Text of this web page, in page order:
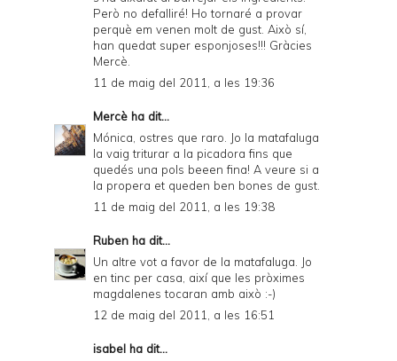
Però no defalliré! Ho tornaré a provar
perquè em venen molt de gust. Això sí,
han quedat super esponjoses!!! Gràcies
Mercè.
11 de maig del 2011, a les 19:36
Mercè ha dit...
Mónica, ostres que raro. Jo la matafaluga
la vaig triturar a la picadora fins que
quedés una pols beeen fina! A veure si a
la propera et queden ben bones de gust.
11 de maig del 2011, a les 19:38
Ruben ha dit...
Un altre vot a favor de la matafaluga. Jo
en tinc per casa, així que les pròximes
magdalenes tocaran amb això :-)
12 de maig del 2011, a les 16:51
isabel ha dit...